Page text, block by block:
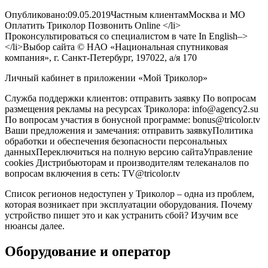
Опубликовано:09.05.2019Частным клиентамМосква и МО
Оплатить Триколор Позвонить Online </li>
Проконсультироваться со специалистом в чате In English–>
</li>Выбор сайта © НАО «Национальная спутниковая
компания», г. Санкт-Петербург, 197022, а/я 170
Личный кабинет в приложении «Мой Триколор»
Служба поддержки клиентов: отправить заявку По вопросам
размещения рекламы на ресурсах Триколора: info@agency2.su
По вопросам участия в бонусной программе: bonus@tricolor.tv
Ваши предложения и замечания: отправить заявкуПолитика
обработки и обеспечения безопасности персональных
данныхПереключиться на полную версию сайтаУправление
cookies Дистрибьюторам и производителям телеканалов по
вопросам включения в сеть: TV@tricolor.tv
Список регионов недоступен у Триколор – одна из проблем,
которая возникает при эксплуатации оборудования. Почему
устройство пишет это и как устранить сбой? Изучим все
нюансы далее.
Оборудование и оператор